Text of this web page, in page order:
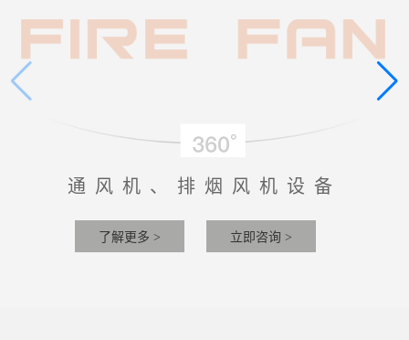
通风机、排烟风机设备
了解更多 > 立即咨询 >